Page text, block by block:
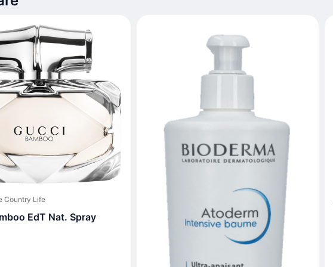
Country Life
EdT Nat. Spray